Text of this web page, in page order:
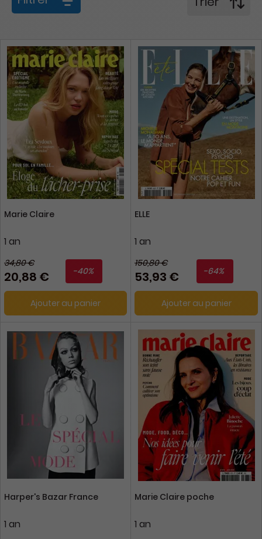
Marie Claire
1 an
34,80 €
20,88 € -40%
Ajouter au panier
ELLE
1 an
150,80 €
53,93 € -64%
Ajouter au panier
Harper's Bazar France
1 an
Marie Claire poche
1 an